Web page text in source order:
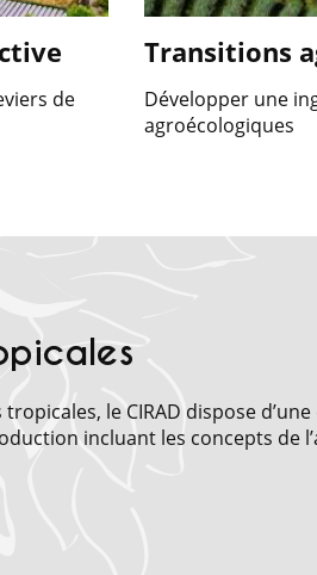
de
Transitions
Développer une
agroécologiques
le CIRAD dispose
incluant les concepts de